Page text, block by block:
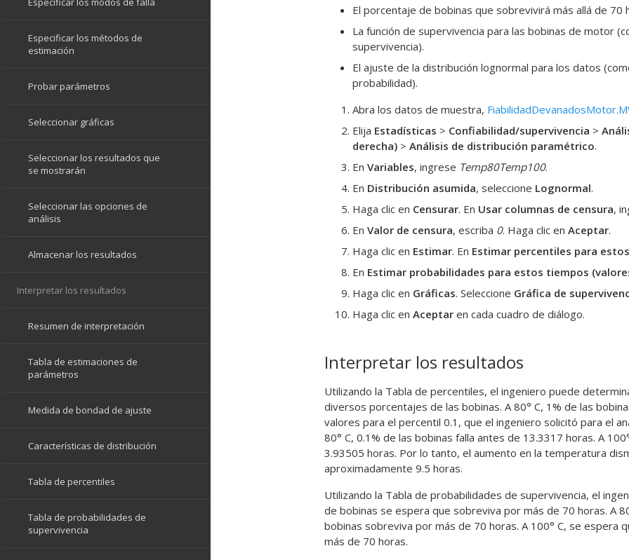
El porcentaje de bobinas que sobrevivirá más allá de 70
La función de supervivencia para las bobinas de motor
supervivencia).
El ajuste de la distribución lognormal para los datos
probabilidad).
Abra los datos de muestra,
Elija Estadísticas > Confiabilidad/supervivencia >
derecha) > Análisis de distribución paramétrico.
En Variables, ingrese Temp80Temp100.
En Distribución asumida, seleccione Lognormal.
Haga clic en Censurar. En Usar columnas de censura,
En Valor de censura, escriba 0. Haga clic en Aceptar.
Haga clic en Estimar. En Estimar percentiles para
En Estimar probabilidades para estos tiempos
Haga clic en Gráficas. Seleccione Gráfica de
Haga clic en Aceptar en cada cuadro de diálogo.
Interpretar los resultados
Utilizando la Tabla de percentiles, el ingeniero puede
diversos porcentajes de las bobinas. A 80° C, 1% de las
valores para el percentil 0.1, que el ingeniero solicitó para el
80° C, 0.1% de las bobinas falla antes de 13.3317 horas. A
3.93505 horas. Por lo tanto, el aumento en la temperatura
aproximadamente 9.5 horas.
Utilizando la Tabla de probabilidades de supervivencia, el
de bobinas se espera que sobreviva por más de 70 horas. A
bobinas sobreviva por más de 70 horas. A 100° C, se espera
más de 70 horas.